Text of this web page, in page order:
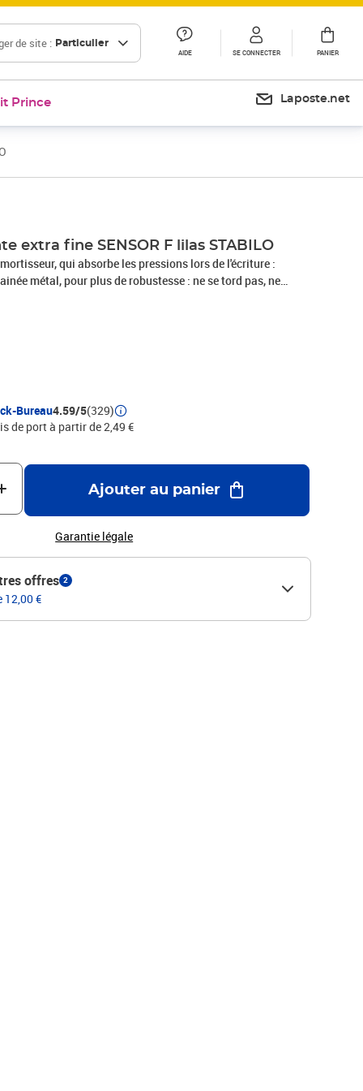
de site : Particulier
AIDE SE CONNECTER PANIER
Prince Laposte.net
extra fine SENSOR F lilas STABILO
qui absorbe les pressions lors de l'écriture :
métal, pour plus de robustesse : ne se tord pas, ne
une meilleure prise en main -Capuchon ventilé-Tracé extra
à pointe extra-fine de très haute performance. Sa
montée sur amortisseur offre une sensation de confort
La pointe extra-fine (0,3 mm) est idéale pour
les tracés de précision, le doodling, le zentangle, le
stylo feutre SATBILO SENSOR F offre jusqu'à 1200
Bureau4.59/5(329)
de port à partir de 2,49 €
Ajouter au panier
Garantie légale
offres 2
12,00 €